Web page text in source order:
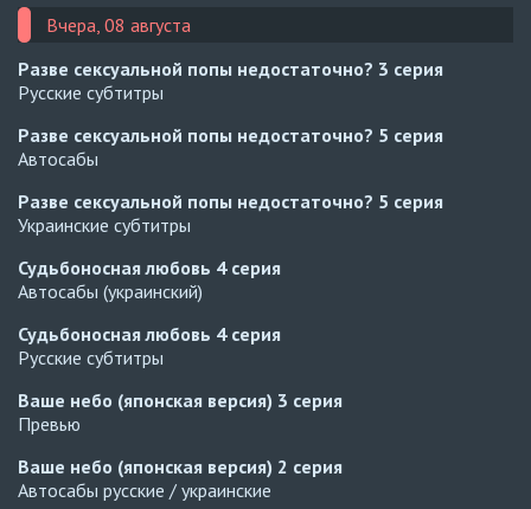
Вчера, 08 августа
Разве сексуальной попы недостаточно? 3 серия
Русские субтитры
Разве сексуальной попы недостаточно? 5 серия
Автосабы
Разве сексуальной попы недостаточно? 5 серия
Украинские субтитры
Судьбоносная любовь 4 серия
Автосабы (украинский)
Судьбоносная любовь 4 серия
Русские субтитры
Ваше небо (японская версия) 3 серия
Превью
Ваше небо (японская версия) 2 серия
Автосабы русские / украинские